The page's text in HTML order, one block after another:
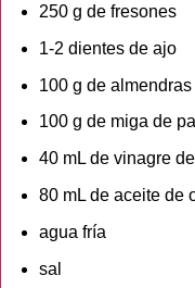
250 g de fresones
1-2 dientes de ajo
100 g de
100 g de miga de
40 mL de vinagre
80 mL de aceite de
agua fría
sal